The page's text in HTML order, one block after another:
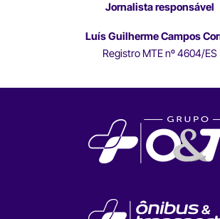
Jornalista responsável
Luís Guilherme Campos
Registro MTE nº 4604/ES